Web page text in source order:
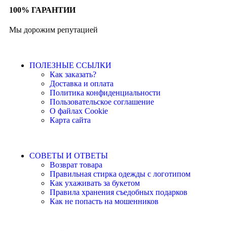
100% ГАРАНТИИ
Мы дорожим репутацией
ПОЛЕЗНЫЕ ССЫЛКИ
Как заказать?
Доставка и оплата
Политика конфиденциальности
Пользовательское соглашение
О файлах Cookie
Карта сайта
СОВЕТЫ И ОТВЕТЫ
Возврат товара
Правильная стирка одежды с логотипом
Как ухаживать за букетом
Правила хранения съедобных подарков
Как не попасть на мошенников